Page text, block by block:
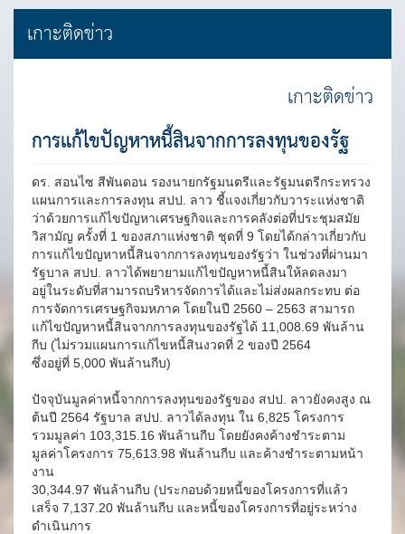
เกาะติดข่าว
เกาะติดข่าว
การแก้ไขปัญหาหนี้สินจากการลงทุนของรัฐ
ดร. สอนไซ สีพันดอน รองนายกรัฐมนตรีและรัฐมนตรีกระทรวง
แผนการและการลงทุน สปป. ลาว ชี้แจงเกี่ยวกับวาระแห่งชาติ
ว่าด้วยการแก้ไขปัญหาเศรษฐกิจและการคลังต่อที่ประชุมสมัย
วิสามัญ ครั้งที่ 1 ของสภาแห่งชาติ ชุดที่ 9 โดยได้กล่าวเกี่ยวกับ
การแก้ไขปัญหาหนี้สินจากการลงทุนของรัฐว่า ในช่วงที่ผ่านมา
รัฐบาล สปป. ลาวได้พยายามแก้ไขปัญหาหนี้สินให้ลดลงมา
อยู่ในระดับที่สามารถบริหารจัดการได้และไม่ส่งผลกระทบ ต่อ
การจัดการเศรษฐกิจมหภาค โดยในปี 2560 – 2563 สามารถ
แก้ไขปัญหาหนี้สินจากการลงทุนของรัฐได้ 11,008.69 พันล้าน
กีบ (ไม่รวมแผนการแก้ไขหนี้สินงวดที่ 2 ของปี 2564
ซึ่งอยู่ที่ 5,000 พันล้านกีบ)
ปัจจุบันมูลค่าหนี้จากการลงทุนของรัฐของ สปป. ลาวยังคงสูง ณ
ต้นปี 2564 รัฐบาล สปป. ลาวได้ลงทุน ใน 6,825 โครงการ
รวมมูลค่า 103,315.16 พันล้านกีบ โดยยังคงค้างชำระตาม
มูลค่าโครงการ 75,613.98 พันล้านกีบ และค้างชำระตามหน้า
งาน
30,344.97 พันล้านกีบ (ประกอบด้วยหนี้ของโครงการที่แล้ว
เสร็จ 7,137.20 พันล้านกีบ และหนี้ของโครงการที่อยู่ระหว่าง
ดำเนินการ